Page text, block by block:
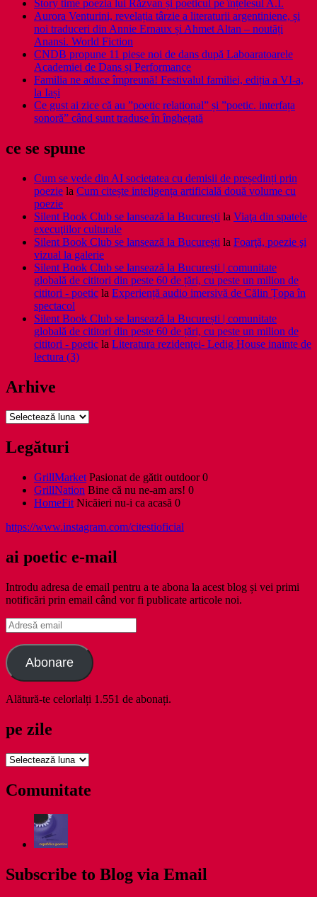
Story time poezia lui Răzvan și poeticul pe înțelesul A.I.
Aurora Venturini, revelația târzie a literaturii argentiniene, și
noi traduceri din Annie Ernaux și Ahmet Altan – noutăți
Anansi. World Fiction
CNDB propune 11 piese noi de dans după Laboaratoarele
Academiei de Dans și Performance
Familia ne aduce împreună! Festivalul familiei, ediția a VI-a,
la Iași
Ce gust ai zice că au ”poetic relațional” și ”poetic. interfața
sonoră” când sunt traduse în înghețată
ce se spune
Cum se vede din AI societatea cu demisii de președinți prin
poezie la Cum citește inteligența artificială două volume cu
poezie
Silent Book Club se lansează la București la Viaţa din spatele
execuţiilor culturale
Silent Book Club se lansează la București la Foarţă, poezie şi
vizual la galerie
Silent Book Club se lansează la București | comunitate
globală de cititori din peste 60 de țări, cu peste un milion de
cititori - poetic la Experiență audio imersivă de Călin Țopa în
spectacol
Silent Book Club se lansează la București | comunitate
globală de cititori din peste 60 de țări, cu peste un milion de
cititori - poetic la Literatura rezidenţei- Ledig House inainte de
lectura (3)
Arhive
Arhive
Legături
GrillMarket Pasionat de gătit outdoor 0
GrillNation Bine că nu ne-am ars! 0
HomeFit Nicăieri nu-i ca acasă 0
https://www.instagram.com/citestioficial
ai poetic e-mail
Introdu adresa de email pentru a te abona la acest blog și vei primi
notificări prin email când vor fi publicate articole noi.
Adresă
email
Abonare
Alătură-te celorlalți 1.551 de abonați.
pe zile
pe
Comunitate
Subscribe to Blog via Email